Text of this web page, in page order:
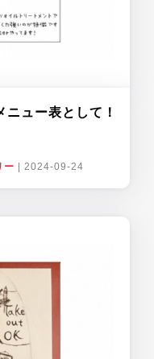
ュー表として！
ー 2024-09-24